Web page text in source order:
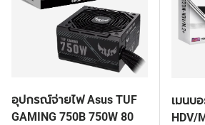
อุปกรณ์จ่ายไฟ Asus TUF
GAMING 750B 750W 80
เมนบ
HDV/